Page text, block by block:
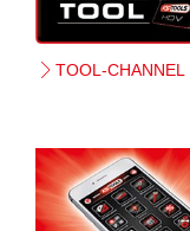
TOOL-CHANNEL